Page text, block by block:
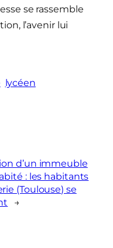
se rassemble
l’avenir lui
lycéen
d’un immeuble
: les habitants
(Toulouse) se
→